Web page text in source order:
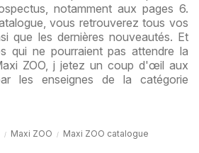
notamment aux pages 6.
vous retrouverez tous vos
que les dernières nouveautés. Et
qui ne pourraient pas attendre la
ZOO, j jetez un coup d'œil aux
les enseignes de la catégorie
Maxi ZOO Maxi ZOO catalogue